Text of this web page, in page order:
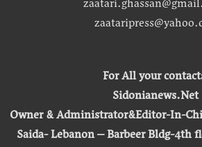
For All your
Sidonianews.Net
Owner & Administrator&Editor-In-
Saida- Lebanon – Barbeer Bldg-4th